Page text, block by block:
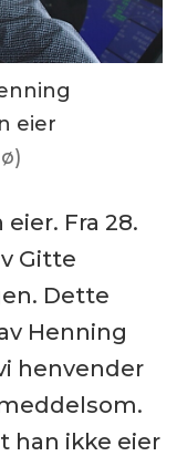
eier
Fra 28.
Gitte
Dette
Henning
henvender
han ikke eier